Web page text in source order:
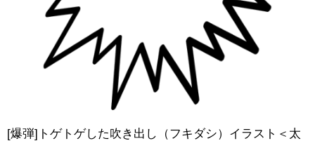
[爆弾]トゲトゲした吹き出し（フキダシ）イラスト＜太